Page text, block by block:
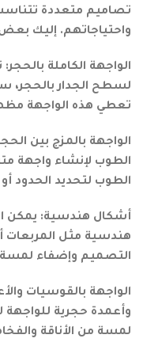
تصاميم متعددة تتناسب
واحتياجاتهم. إليك
الواجهة الكاملة
لسطح الجدار بالحجر،
تعطي هذه الواجهة
الواجهة بالمزج بين
الطوب لإنشاء واجهة
الطوب لتحديد الحدود
أشكال هندسية: يمكن
هندسية مثل المربعات أو
التصميم وإضفاء لمسة
الواجهة بالقوسيات
وأعمدة حجرية للواجهة
لمسة من الأناقة